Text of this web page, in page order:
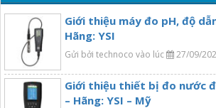
Giới thiệu máy đo pH, độ
Hãng: YSI
Gửi bởi technoco vào lúc 27/09/
Giới thiệu thiết bị đo nước
– Hãng: YSI – Mỹ